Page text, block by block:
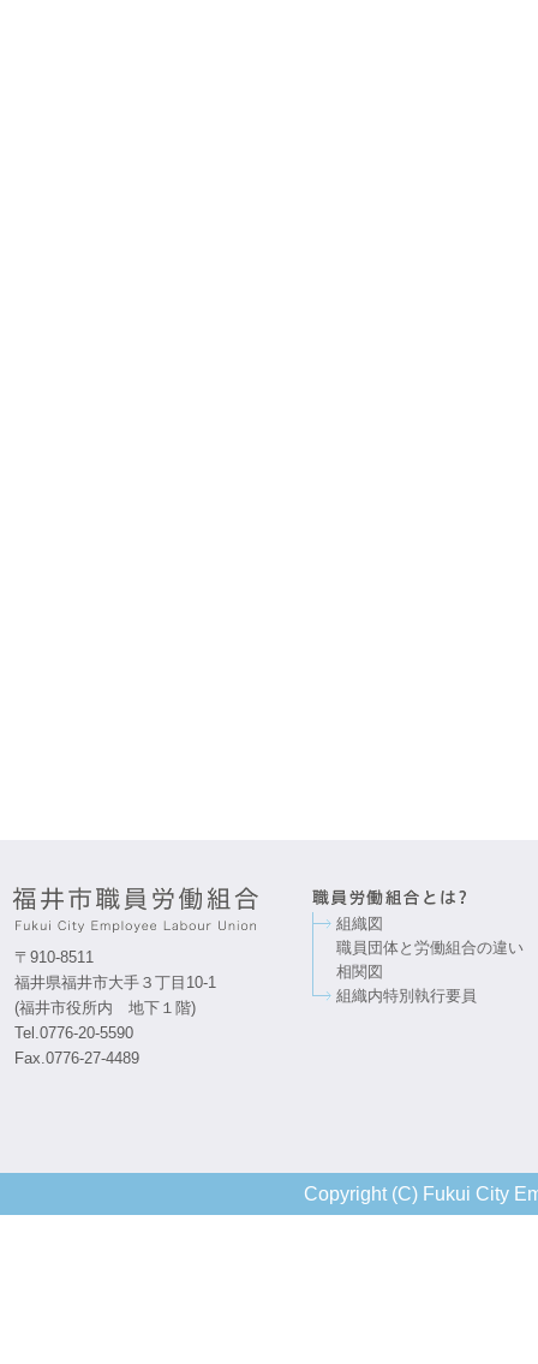
〒910-8511
福井県福井市大手３丁目10-1
(福井市役所内 地下１階)
Tel.0776-20-5590
Fax.0776-27-4489
組織図
職員団体と労働組合の違い
相関図
組織内特別執行要員
Copyright (C) Fukui City